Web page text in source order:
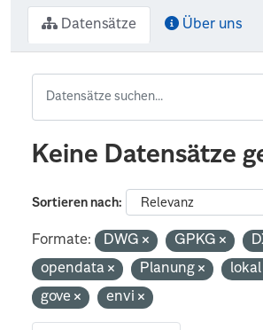
Datensätze Über uns
Keine Datensätze
Sortieren nach
Formate: DWG GPKG
opendata
Planung
gove
envi